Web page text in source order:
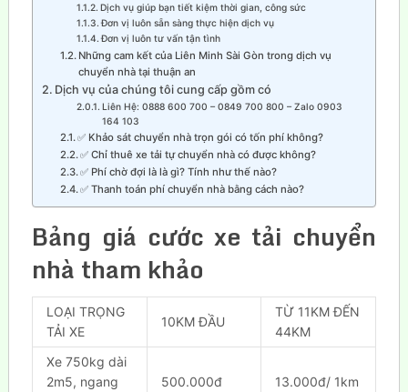
Dịch vụ giúp bạn tiết kiệm thời gian, công sức
Đơn vị luôn sẵn sàng thực hiện dịch vụ
Đơn vị luôn tư vấn tận tình
Những cam kết của Liên Minh Sài Gòn trong dịch vụ
chuyển nhà tại thuận an
Dịch vụ của chúng tôi cung cấp gồm có
Liên Hệ: 0888 600 700 – 0849 700 800 – Zalo 0903
164 103
✅ Khảo sát chuyển nhà trọn gói có tốn phí không?
✅ Chỉ thuê xe tải tự chuyển nhà có được không?
✅ Phí chờ đợi là là gì? Tính như thế nào?
✅ Thanh toán phí chuyển nhà bằng cách nào?
Bảng giá cước xe tải chuyển
nhà tham khảo
LOẠI TRỌNG
TẢI XE
10KM ĐẦU
TỪ 11KM ĐẾN
44KM
Xe 750kg dài
2m5, ngang
500.000đ 13.000đ/ 1km